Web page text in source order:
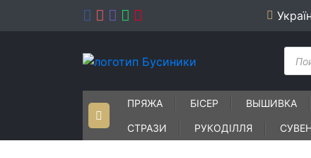
ПРЯЖА БІСЕР ВЫШИВКА
СТРАЗИ РУКОДІЛЛЯ